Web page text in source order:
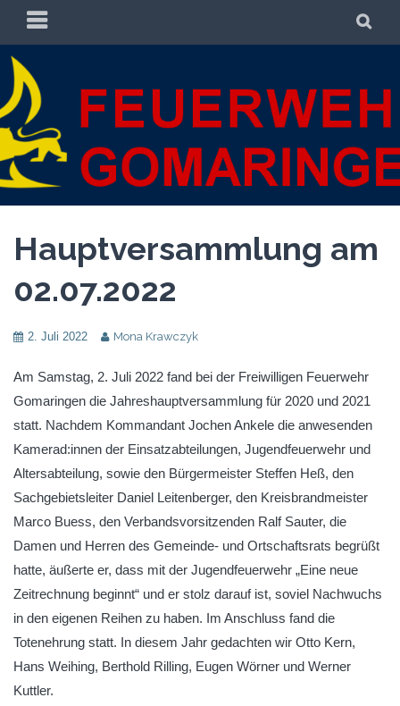
Zum
springen
PRIMÄRES
MENÜ
FREIWILLIGE
FEUERWEHR
GOMARINGEN
FREIWILLIGE FEUERWEHR GOMARINGEN
Hauptversammlung am
02.07.2022
2. Juli 2022 Mona Krawczyk
Am Samstag, 2. Juli 2022 fand bei der Freiwilligen Feuerwehr
Gomaringen die Jahreshauptversammlung für 2020 und 2021
statt. Nachdem Kommandant Jochen Ankele die anwesenden
Kamerad:innen der Einsatzabteilungen, Jugendfeuerwehr und
Altersabteilung, sowie den Bürgermeister Steffen Heß, den
Sachgebietsleiter Daniel Leitenberger, den Kreisbrandmeister
Marco Buess, den Verbandsvorsitzenden Ralf Sauter, die
Damen und Herren des Gemeinde- und Ortschaftsrats begrüßt
hatte, äußerte er, dass mit der Jugendfeuerwehr „Eine neue
Zeitrechnung beginnt“ und er stolz darauf ist, soviel Nachwuchs
in den eigenen Reihen zu haben. Im Anschluss fand die
Totenehrung statt. In diesem Jahr gedachten wir Otto Kern,
Hans Weihing, Berthold Rilling, Eugen Wörner und Werner
Kuttler.